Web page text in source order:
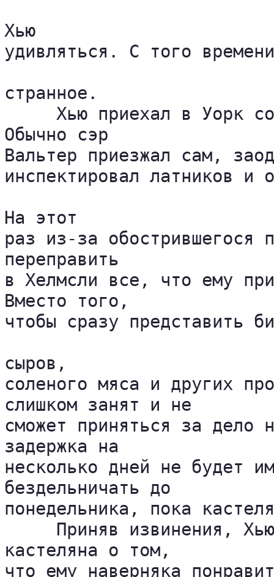
Хью
удивляться. С того
странное.
Хью приехал в Уорк
Обычно сэр
Вальтер приезжал сам,
инспектировал латников и
На этот
раз из-за обострившегося
переправить
в Хелмсли все, что ему
Вместо того,
чтобы сразу представить
сыров,
соленого мяса и других
слишком занят и не
сможет приняться за
задержка на
несколько дней не будет
бездельничать до
понедельника, пока
Приняв извинения,
кастеляна о том,
что ему наверняка